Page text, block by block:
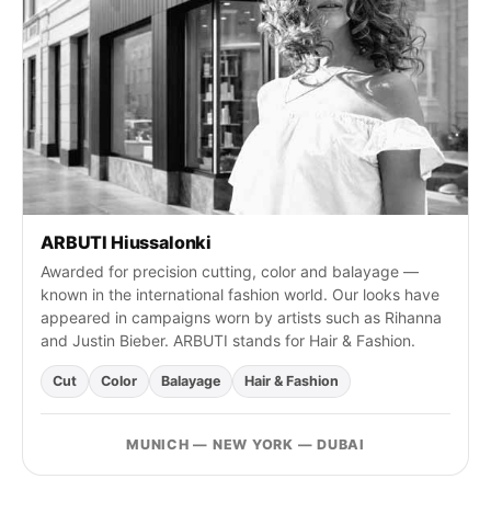
ARBUTI Hiussalonki
Awarded for precision cutting, color and balayage —
known in the international fashion world. Our looks have
appeared in campaigns worn by artists such as Rihanna
and Justin Bieber. ARBUTI stands for Hair & Fashion.
Cut Color Balayage Hair & Fashion
MUNICH — NEW YORK — DUBAI